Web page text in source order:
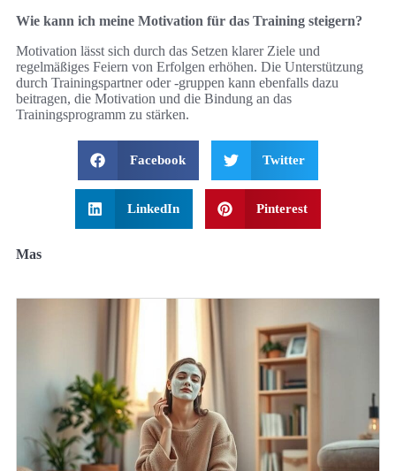
Wie kann ich meine Motivation für das Training steigern?
Motivation lässt sich durch das Setzen klarer Ziele und
regelmäßiges Feiern von Erfolgen erhöhen. Die Unterstützung
durch Trainingspartner oder -gruppen kann ebenfalls dazu
beitragen, die Motivation und die Bindung an das
Trainingsprogramm zu stärken.
Facebook Twitter
LinkedIn Pinterest
Mas